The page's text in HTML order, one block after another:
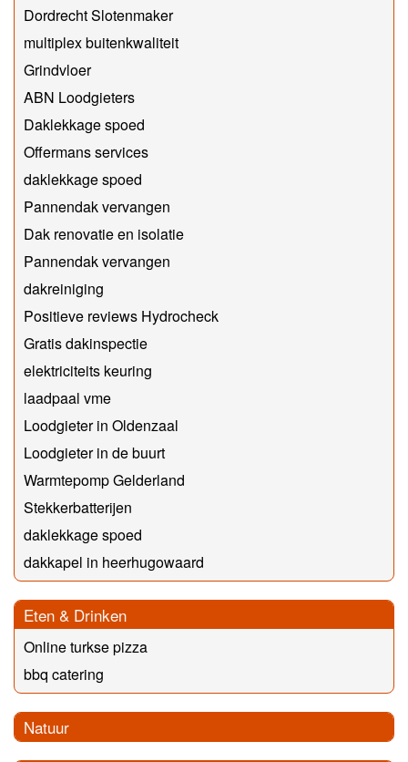
Dordrecht Slotenmaker
multiplex buitenkwaliteit
Grindvloer
ABN Loodgieters
Daklekkage spoed
Offermans services
daklekkage spoed
Pannendak vervangen
Dak renovatie en isolatie
Pannendak vervangen
dakreiniging
Positieve reviews Hydrocheck
Gratis dakinspectie
elektriciteits keuring
laadpaal vme
Loodgieter in Oldenzaal
Loodgieter in de buurt
Warmtepomp Gelderland
Stekkerbatterijen
daklekkage spoed
dakkapel in heerhugowaard
Eten & Drinken
Online turkse pizza
bbq catering
Natuur